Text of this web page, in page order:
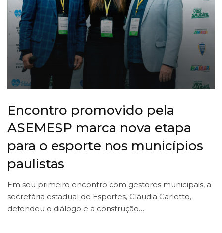
Encontro promovido pela
ASEMESP marca nova etapa
para o esporte nos municípios
paulistas
Em seu primeiro encontro com gestores municipais, a
secretária estadual de Esportes, Cláudia Carletto,
defendeu o diálogo e a construção…